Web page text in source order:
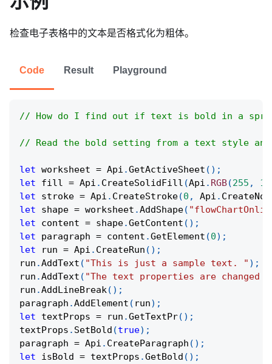
检查电子表格中的文本是否格式化为粗体。
Code Result Playground
// How do I find out if text is bold in a
// Read the bold setting from a text style
let worksheet = Api .GetActiveSheet ( ) ;
let fill = Api . CreateSolidFill (Api . RGB(255 ,
let stroke = Api . CreateStroke(0 , Api .
let shape = worksheet .AddShape(
let content = shape.GetContent ( ) ;
let paragraph = content .GetElement (0) ;
let run = Api . CreateRun ( ) ;
run .AddText ( "This is just a sample text. " ) ;
run .AddText ( "The text properties are changed
run .AddLineBreak( ) ;
paragraph .AddElement ( run) ;
let textProps = run .GetTextPr( ) ;
textProps . SetBold (true) ;
paragraph = Api . CreateParagraph ( ) ;
let isBold = textProps .GetBold ( ) ;